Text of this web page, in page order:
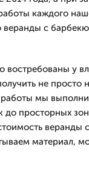
каждого
веранды с
востребованы у
не просто
мы
до просторных
веранды
материал,